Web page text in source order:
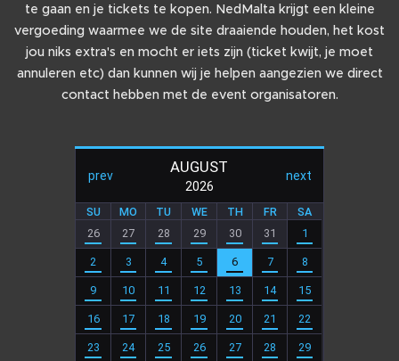
te gaan en je tickets te kopen. NedMalta krijgt een kleine
vergoeding waarmee we de site draaiende houden, het kost
jou niks extra's en mocht er iets zijn (ticket kwijt, je moet
annuleren etc) dan kunnen wij je helpen aangezien we direct
contact hebben met de event organisatoren.